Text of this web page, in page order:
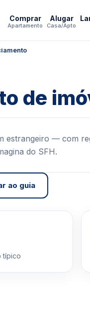
Comprar
Apartamento
Alugar
Casa/Apto
de
estrangeiro — com
do SFH.
ao guia
típico